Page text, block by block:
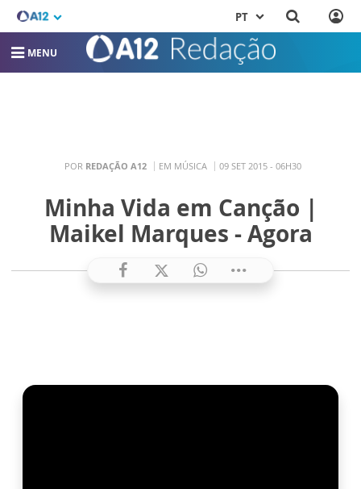
PT
MENU
POR REDAÇÃO A12 EM MÚSICA 09 SET 2015 - 06H30
Minha Vida em Canção |
Maikel Marques - Agora